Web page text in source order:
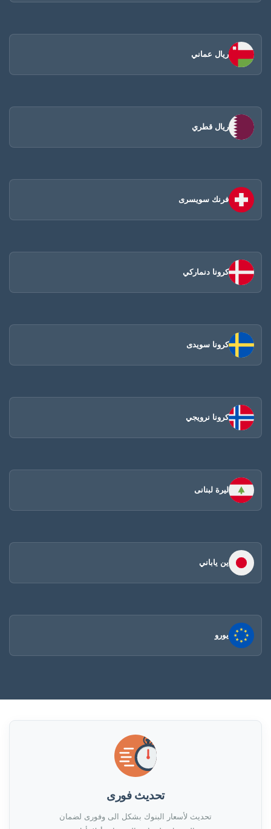
ريال عماني
ريال قطري
فرنك سويسرى
كرونا دنماركي
كرونا سويدى
كرونا نرويجي
ليرة لبنانى
ين ياباني
يورو
تحديث فورى
تحديث لأسعار البنوك بشكل الى وفورى لضمان